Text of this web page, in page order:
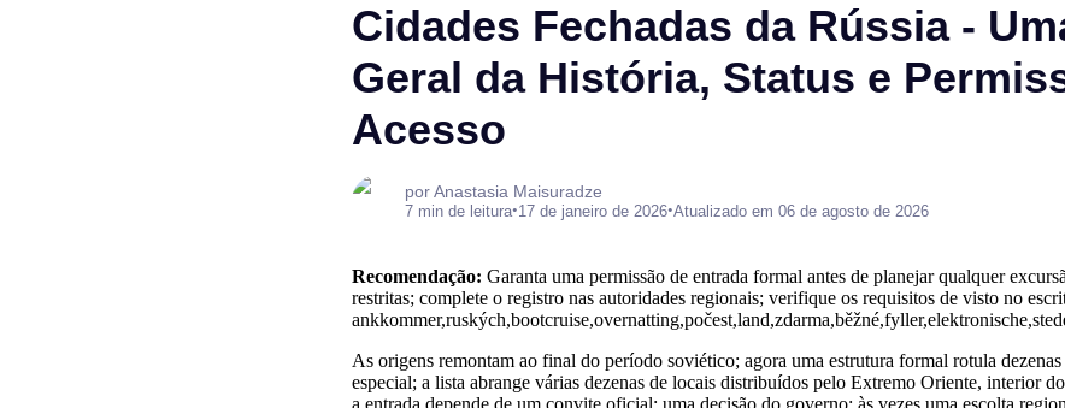
Cidades Fechadas da Rússia -
Geral da História, Status e
Acesso
por Anastasia Maisuradze
7 min de leitura•17 de janeiro de 2026•Atualizado em 06 de agosto de 2026
Recomendação: Garanta uma permissão de entrada formal antes de planejar qualquer
restritas; complete o registro nas autoridades regionais; verifique os requisitos de visto no
As origens remontam ao final do período soviético; agora uma estrutura formal rotula
especial; a lista abrange várias dezenas de locais distribuídos pelo Extremo Oriente, interior
a entrada depende de um convite oficial; uma decisão do governo; às vezes uma escolta